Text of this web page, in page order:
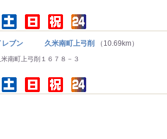
レブン 久米南町上弓削 （10.69km）
南町上弓削１６７８－３